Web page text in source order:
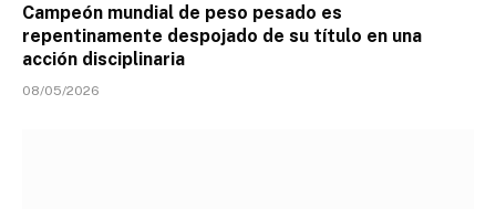
Campeón mundial de peso pesado es
repentinamente despojado de su título en una
acción disciplinaria
08/05/2026